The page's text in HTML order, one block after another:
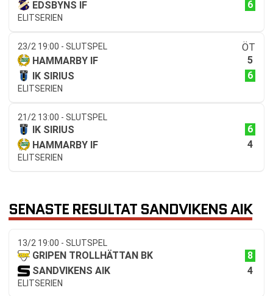
EDSBYNS IF 6
ELITSERIEN
23/2 19:00 - SLUTSPEL
ÖT
HAMMARBY IF
5
IK SIRIUS
6
ELITSERIEN
21/2 13:00 - SLUTSPEL
IK SIRIUS
6
HAMMARBY IF
4
ELITSERIEN
SENASTE RESULTAT SANDVIKENS AIK
13/2 19:00 - SLUTSPEL
GRIPEN TROLLHÄTTAN BK
8
SANDVIKENS AIK
4
ELITSERIEN